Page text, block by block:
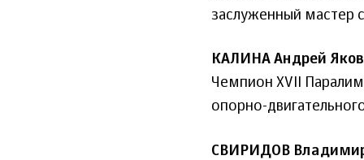
заслуженный мастер
КАЛИНА Андрей
Чемпион XVII
опорно-
СВИРИДОВ Владимир